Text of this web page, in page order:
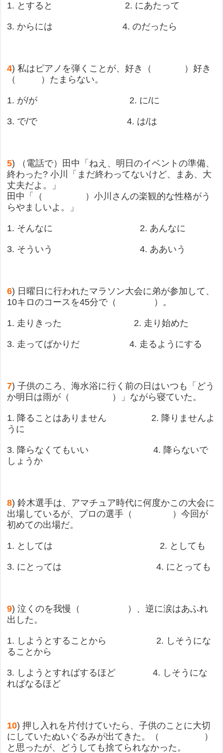
1. とすると 2. にあたって
3. からには 4. のだったら
4) 私はピアノを弾くことが、好き（ ）好き
（ ）たまらない。
1. が/が 2. に/に
3. で/で 4. は/は
5) （電話で）田中「ねえ、明日のイベントの準備、
終わった? 小川「まだ終わってないけど、まあ、大
丈夫だよ。」
田中「（ ）小川さんの楽観的な性格がう
らやましいよ。」
1. そんなに 2. あんなに
3. そういう 4. ああいう
6) 日曜日に行われたマラソン大会に弟が参加して、
10キロのコースを45分で（ ）。
1. 走りきった 2. 走り始めた
3. 走ってばかりだ 4. 走るようにする
7) 子供のころ、海水浴に行く前の日はいつも「どう
か明日は雨が（ ）」ながら寝ていた。
1. 降ることはありません 2. 降りませんよ
うに
3. 降らなくてもいい 4. 降らないで
しょうか
8) 鈴木選手は、アマチュア時代に何度かこの大会に
出場しているが、プロの選手（ ）今回が
初めての出場だ。
1. としては 2. としても
3. にとっては 4. にとっても
9) 泣くのを我慢（ ）、逆に涙はあふれ
出した。
1. しようとすることから 2. しそうにな
ることから
3. しようとすればするほど 4. しそうにな
ればなるほど
10) 押し入れを片付けていたら、子供のことに大切
にしていたぬいぐるみが出てきた。（ ）
と思ったが、どうしても捨てられなかった。